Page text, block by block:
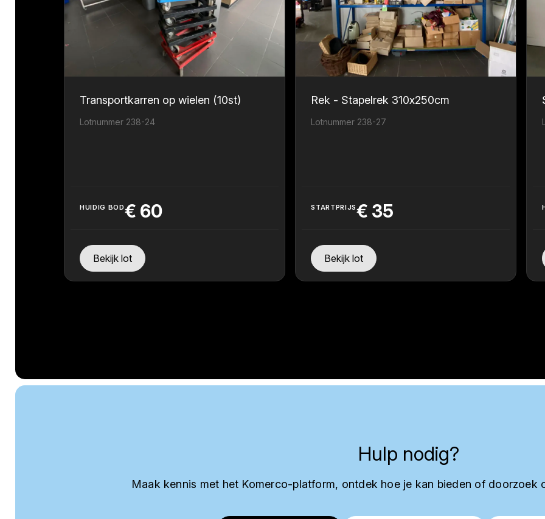
Transportkarren op wielen (10st)
Lotnummer 238-24
HUIDIG BOD€ 60
Bekijk lot
Rek - Stapelrek 310x250cm
Lotnummer 238-27
STARTPRIJS€ 35
Bekijk lot
Hulp nodig?
Maak kennis met het Komerco-platform, ontdek hoe je kan bieden of doorzoek